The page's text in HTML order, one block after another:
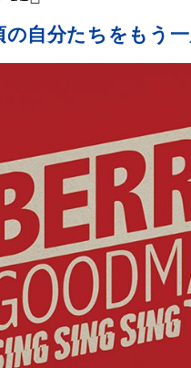
の自分たちをもう